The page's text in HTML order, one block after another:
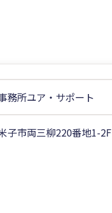
務所ユア・サポート
子市両三柳220番地1-2F